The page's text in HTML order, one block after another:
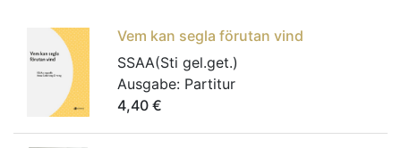
Vem kan segla förutan vind
SSAA(Sti gel.get.)
Ausgabe: Partitur
4,40 €